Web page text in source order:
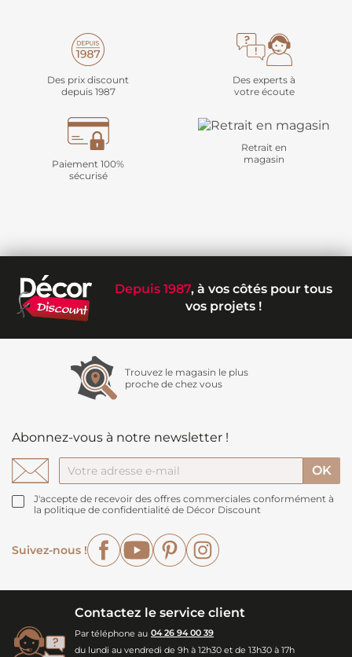
Des prix discount
depuis 1987
Des experts à
votre écoute
Paiement 100%
sécurisé
Retrait en
magasin
Depuis 1987, à vos côtés pour tous
vos projets !
Trouvez le magasin le plus
proche de chez vous
Abonnez-vous à notre newsletter !
J'accepte de recevoir des offres commerciales conformément à
la politique de confidentialité de Décor Discount
Suivez-nous !
FacebookYouTubePinterest
Contactez le service client
Par téléphone au 04 26 94 00 39
du lundi au vendredi de 9h à 12h30 et de 13h30 à 17h